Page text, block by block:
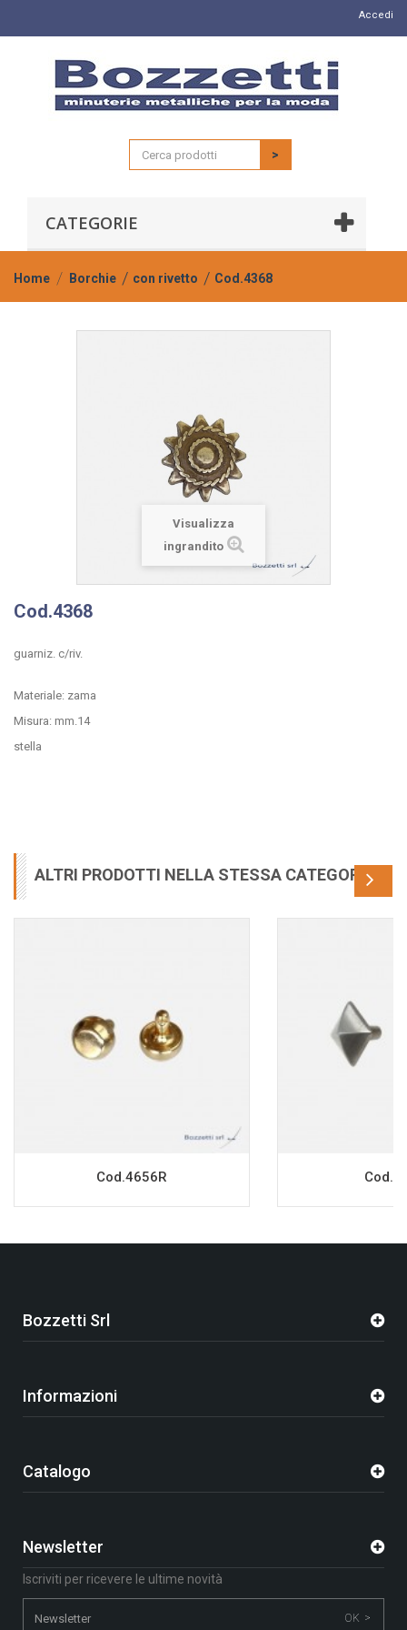
Accedi
>
CATEGORIE
Home Borchie con rivetto Cod.4368
Visualizza
ingrandito
Cod.4368
guarniz. c/riv.
Materiale: zama
Misura: mm.14
stella
ALTRI PRODOTTI NELLA STESSA CATEGORIA
Cod.4656R
Bozzetti Srl
Informazioni
Catalogo
Newsletter
Iscriviti per ricevere le ultime novità
OK >